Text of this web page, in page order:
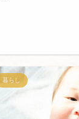
暮らし